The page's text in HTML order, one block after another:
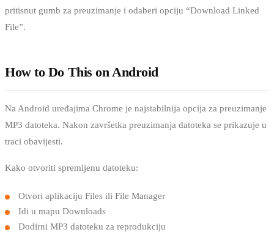
pritisnut gumb za preuzimanje i odaberi opciju “Download Linked
File”.
How to Do This on Android
Na Android uređajima Chrome je najstabilnija opcija za preuzimanje
MP3 datoteka. Nakon završetka preuzimanja datoteka se prikazuje u
traci obavijesti.
Kako otvoriti spremljenu datoteku:
Otvori aplikaciju Files ili File Manager
Idi u mapu Downloads
Dodirni MP3 datoteku za reprodukciju